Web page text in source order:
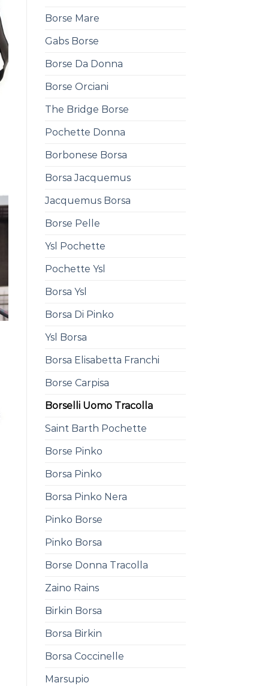
Borse Mare
Gabs Borse
Borse Da Donna
Borse Orciani
The Bridge Borse
Pochette Donna
Borbonese Borsa
Borsa Jacquemus
Jacquemus Borsa
Borse Pelle
Ysl Pochette
Pochette Ysl
Borsa Ysl
Borsa Di Pinko
Ysl Borsa
Borsa Elisabetta Franchi
Borse Carpisa
Borselli Uomo Tracolla
Saint Barth Pochette
Borse Pinko
Borsa Pinko
Borsa Pinko Nera
Pinko Borse
Pinko Borsa
Borse Donna Tracolla
Zaino Rains
Birkin Borsa
Borsa Birkin
Borsa Coccinelle
Marsupio